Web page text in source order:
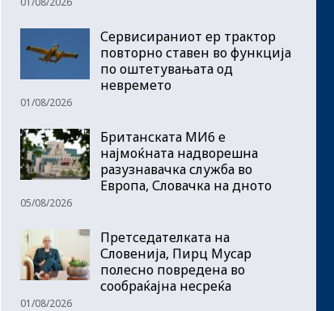
Сервисираниот ер трактор
повторно ставен во функција
по оштетувањата од
невремето
01/08/2026
Британската МИ6 е
најмоќната надворешна
разузнавачка служба во
Европа, Словачка на дното
05/08/2026
Претседателката на
Словенија, Пирц Мусар
полесно повредена во
сообраќајна несреќа
01/08/2026